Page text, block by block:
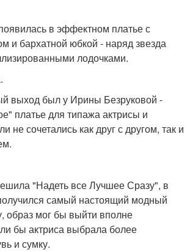
в эффектном платье с
и бархатной юбкой - наряд звезда
лодочками.
выход был у Ирины Безруковой -
платье для типажа актрисы и
сочетались как друг с другом, так и
"Надеть все Лучшее Сразу", в
самый настоящий модный
образ мог бы выйти вполне
бы актриса выбрала более
и сумку.